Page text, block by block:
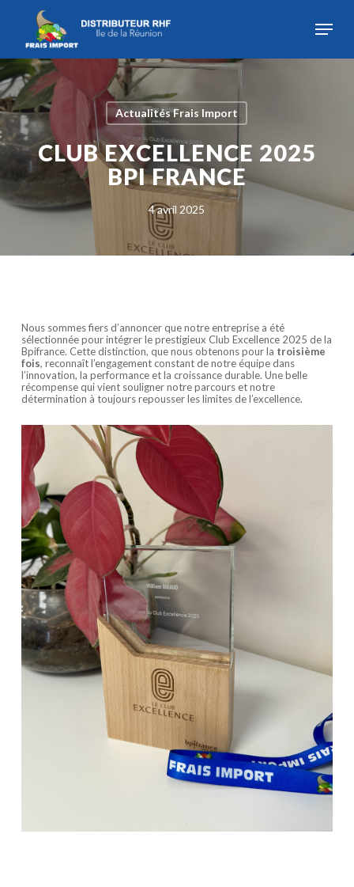
content
Menu
Actualités Frais Import
CLUB EXCELLENCE 2025
BPI FRANCE
4 avril 2025
Nous sommes fiers d’annoncer que notre entreprise a été
sélectionnée pour intégrer le prestigieux Club Excellence 2025 de la
Bpifrance. Cette distinction, que nous obtenons pour la troisième
fois, reconnaît l’engagement constant de notre équipe dans
l’innovation, la performance et la croissance durable. Une belle
récompense qui vient souligner notre parcours et notre
détermination à toujours repousser les limites de l’excellence.
Menu